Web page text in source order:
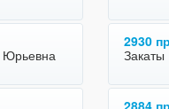
Юрьевна
2930
Закаты
2884